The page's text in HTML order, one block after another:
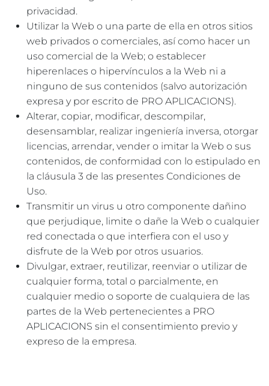
privacidad.
Utilizar la Web o una parte de ella en otros sitios
web privados o comerciales, así como hacer un
uso comercial de la Web; o establecer
hiperenlaces o hipervínculos a la Web ni a
ninguno de sus contenidos (salvo autorización
expresa y por escrito de PRO APLICACIONS).
Alterar, copiar, modificar, descompilar,
desensamblar, realizar ingeniería inversa, otorgar
licencias, arrendar, vender o imitar la Web o sus
contenidos, de conformidad con lo estipulado en
la cláusula 3 de las presentes Condiciones de
Uso.
Transmitir un virus u otro componente dañino
que perjudique, limite o dañe la Web o cualquier
red conectada o que interfiera con el uso y
disfrute de la Web por otros usuarios.
Divulgar, extraer, reutilizar, reenviar o utilizar de
cualquier forma, total o parcialmente, en
cualquier medio o soporte de cualquiera de las
partes de la Web pertenecientes a PRO
APLICACIONS sin el consentimiento previo y
expreso de la empresa.